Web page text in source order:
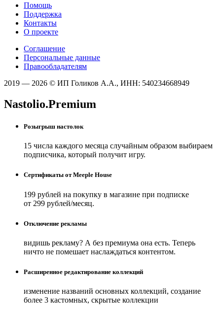
Помощь
Поддержка
Контакты
О проекте
Соглашение
Персональные данные
Правообладателям
2019 — 2026 © ИП Голиков А.А., ИНН: 540234668949
Nastolio.Premium
Розыгрыш настолок
15 числа каждого месяца случайным образом выбираем
подписчика, который получит игру.
Сертификаты от Meeple House
199 рублей на покупку в магазине при подписке
от 299 рублей/месяц.
Отключение рекламы
видишь рекламу? А без премиума она есть. Теперь
ничто не помешает наслаждаться контентом.
Расширенное редактирование коллекций
изменение названий основных коллекций, создание
более 3 кастомных, скрытые коллекции